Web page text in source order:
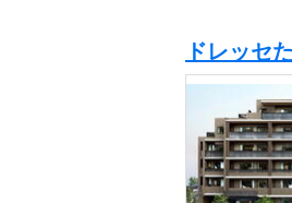
ドレッセ